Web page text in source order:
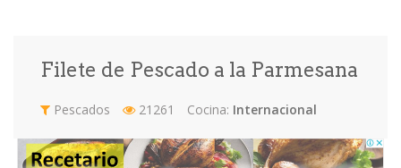
Filete de Pescado a la Parmesana
Pescados 21261 Cocina: Internacional